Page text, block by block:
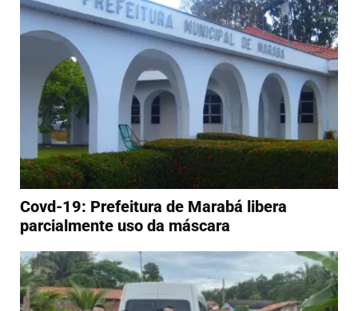
Covd-19: Prefeitura de Marabá libera
parcialmente uso da máscara